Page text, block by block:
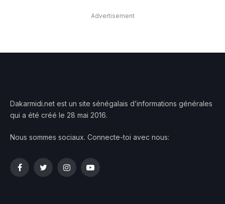
Advertisement
Dakarmidi.net est un site sénégalais d’informations générales
qui a été créé le 28 mai 2016.
Nous sommes sociaux. Connecte-toi avec nous:
FacebookTwitterInstagramYouTube